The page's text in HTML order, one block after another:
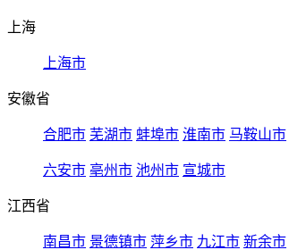
上海
上海市
安徽省
合肥市 芜湖市 蚌埠市 淮南市 马鞍山市
六安市 亳州市 池州市 宣城市
江西省
南昌市 景德镇市 萍乡市 九江市 新余市